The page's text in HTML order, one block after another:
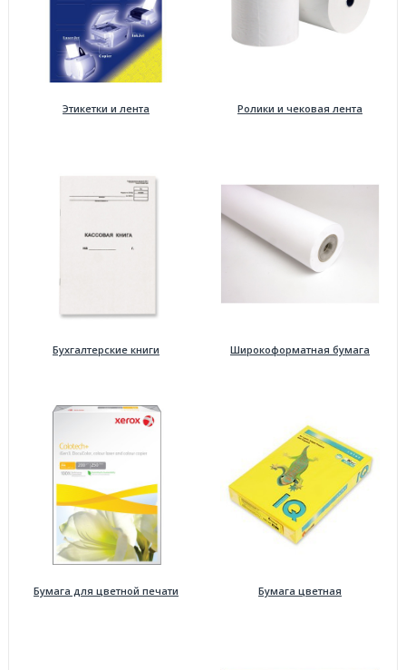
Этикетки и лента Ролики и чековая лента
Бухгалтерские книги Широкоформатная бумага
Бумага для цветной печати Бумага цветная